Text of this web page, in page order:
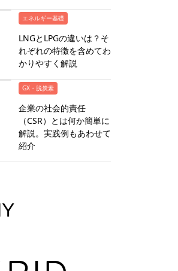
エネルギー基礎
LNGとLPGの違いは？そ
れぞれの特徴を含めてわ
かりやすく解説
GX・脱炭素
企業の社会的責任
（CSR）とは何か簡単に
解説。実践例もあわせて
紹介